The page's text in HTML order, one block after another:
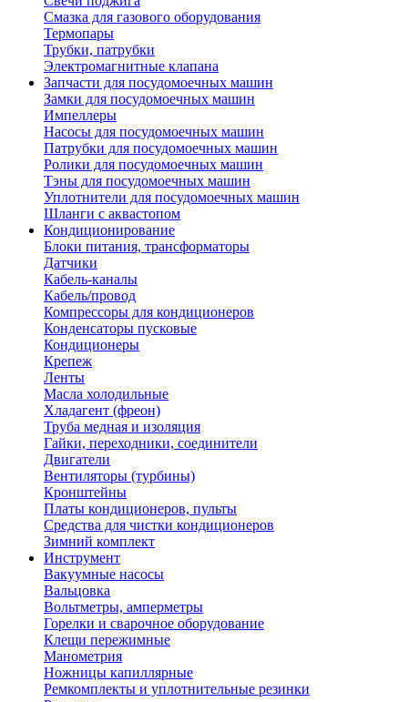
Смазка для газового оборудования
Термопары
Трубки, патрубки
Электромагнитные клапана
Запчасти для посудомоечных машин
Замки для посудомоечных машин
Импеллеры
Насосы для посудомоечных машин
Патрубки для посудомоечных машин
Ролики для посудомоечных машин
Тэны для посудомоечных машин
Уплотнители для посудомоечных машин
Шланги с аквастопом
Кондиционирование
Блоки питания, трансформаторы
Датчики
Кабель-каналы
Кабель/провод
Компрессоры для кондиционеров
Конденсаторы пусковые
Кондиционеры
Крепеж
Ленты
Масла холодильные
Хладагент (фреон)
Труба медная и изоляция
Гайки, переходники, соединители
Двигатели
Вентиляторы (турбины)
Кронштейны
Платы кондиционеров, пульты
Средства для чистки кондиционеров
Зимний комплект
Инструмент
Вакуумные насосы
Вальцовка
Вольтметры, амперметры
Горелки и сварочное оборудование
Клещи пережимные
Манометрия
Ножницы капиллярные
Ремкомплекты и уплотнительные резинки